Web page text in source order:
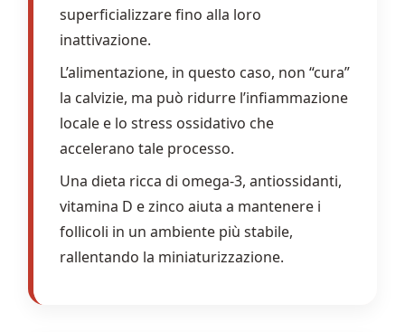
superficializzare fino alla loro
inattivazione.
L’alimentazione, in questo caso, non “cura”
la calvizie, ma può ridurre l’infiammazione
locale e lo stress ossidativo che
accelerano tale processo.
Una dieta ricca di omega-3, antiossidanti,
vitamina D e zinco aiuta a mantenere i
follicoli in un ambiente più stabile,
rallentando la miniaturizzazione.